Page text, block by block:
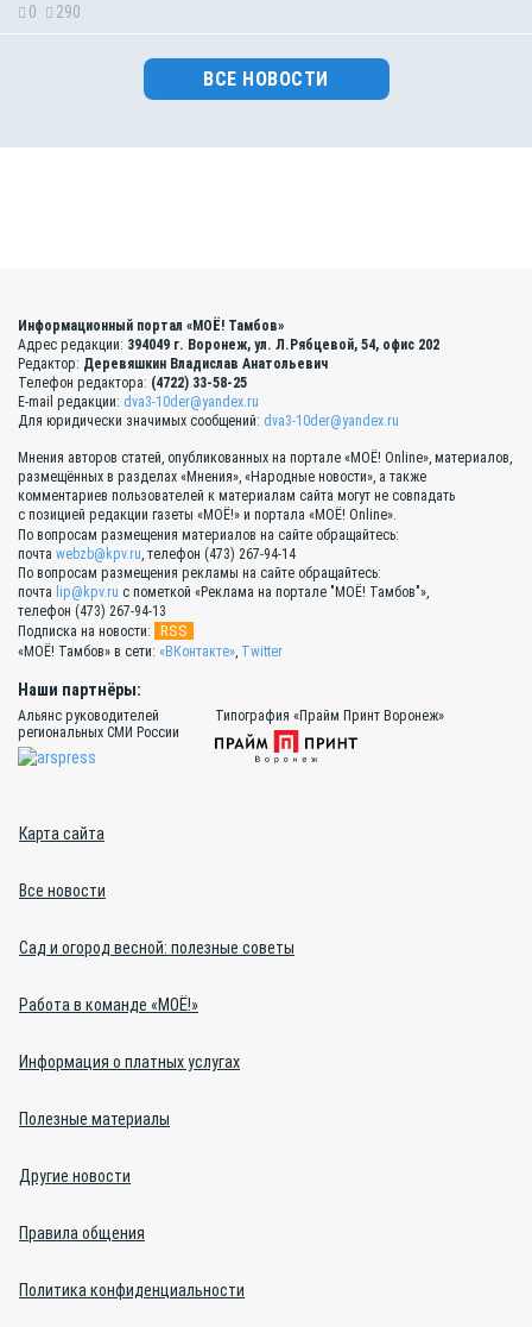
0 290
ВСЕ НОВОСТИ
Информационный портал «МОЁ! Тамбов»
Адрес редакции: 394049 г. Воронеж, ул. Л.Рябцевой, 54, офис 202
Редактор: Деревяшкин Владислав Анатольевич
Телефон редактора: (4722) 33-58-25
E-mail редакции: dva3-10der@yandex.ru
Для юридически значимых сообщений: dva3-10der@yandex.ru
Мнения авторов статей, опубликованных на портале «МОЁ! Online», материалов,
размещённых в разделах «Мнения», «Народные новости», а также
комментариев пользователей к материалам сайта могут не совпадать
с позицией редакции газеты «МОЁ!» и портала «МОЁ! Online».
По вопросам размещения материалов на сайте обращайтесь:
почта webzb@kpv.ru, телефон (473) 267-94-14
По вопросам размещения рекламы на сайте обращайтесь:
почта lip@kpv.ru с пометкой «Реклама на портале "МОЁ! Тамбов"»,
телефон (473) 267-94-13
Подписка на новости:
RSS
«МОЁ! Тамбов» в сети: «ВКонтакте», Twitter
Наши партнёры:
Альянс руководителей
региональных СМИ России
Типография «Прайм Принт Воронеж»
Карта сайта
Все новости
Сад и огород весной: полезные советы
Работа в команде «МОЁ!»
Информация о платных услугах
Полезные материалы
Другие новости
Правила общения
Политика конфиденциальности